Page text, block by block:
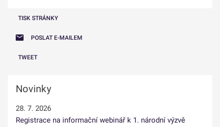
TISK STRÁNKY
POSLAT E-MAILEM
TWEET
Novinky
28. 7. 2026
Registrace na informační webinář k 1. národní výzvě